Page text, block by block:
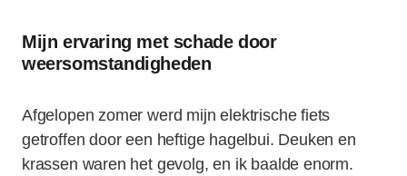
Mijn ervaring met schade door
weersomstandigheden
Afgelopen zomer werd mijn elektrische fiets
getroffen door een heftige hagelbui. Deuken en
krassen waren het gevolg, en ik baalde enorm.